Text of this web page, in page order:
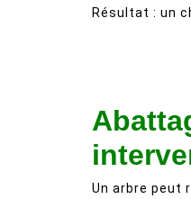
Résultat : un
Un arbre peut